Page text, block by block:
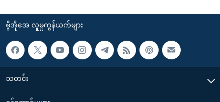
ဗွီအိုအေ လူမှုကွန်ယက်များ
သတင်း